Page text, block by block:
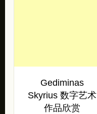
Gediminas
Skyrius 数字艺术
作品欣赏